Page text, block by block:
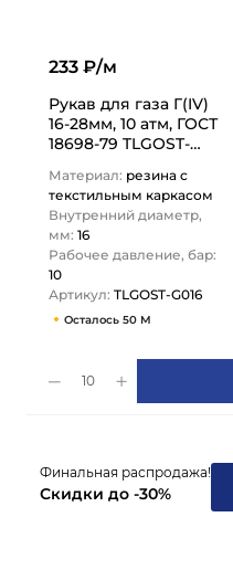
233 ₽/м
Рукав для газа Г(IV)
16-28мм, 10 атм, ГОСТ
18698-79 TLGOST-
Материал: резина с
текстильным каркасом
Внутренний диаметр,
мм: 16
Рабочее давление, бар:
10
Артикул: TLGOST-G016
Осталось 50 М
10
Финальная распродажа!
Скидки до -30%